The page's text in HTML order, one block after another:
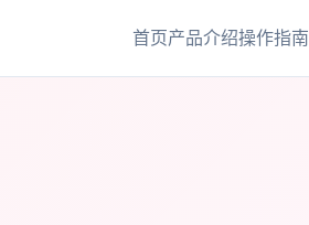
首页产品介绍操作指南